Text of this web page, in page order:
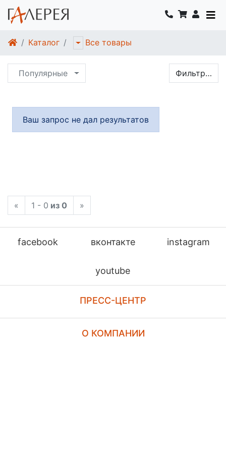
Каталог Все товары
Популярные Фильтр…
Ваш запрос не дал результатов
« 1 - 0 из 0 »
facebook вконтакте instagram
youtube
ПРЕСС-ЦЕНТР
О КОМПАНИИ